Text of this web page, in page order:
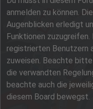
anmelden zu können.
Augenblicken erledigt
Funktionen
registrierten Benutzern
zuweisen. Beachte
die verwandten
beachte auch die
diesem Board bewegst.